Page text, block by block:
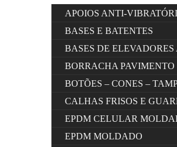
APOIOS ANTI-
BASES E BATENTES
BASES DE ELEVADORES
BORRACHA PAVIMENTO
BOTÕES – CONES –
CALHAS FRISOS E
EPDM CELULAR
EPDM MOLDADO